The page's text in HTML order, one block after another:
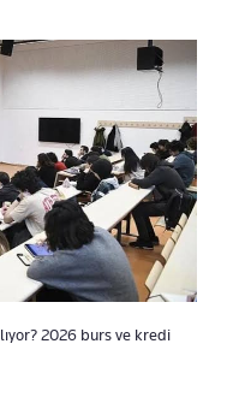
2026 burs ve kredi